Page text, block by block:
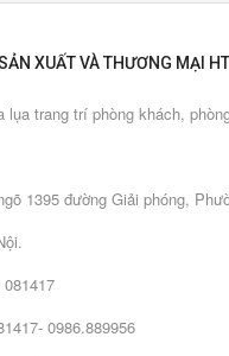
XUẤT VÀ THƯƠNG MẠI
lụa trang trí phòng khách,
1395 đường Giải phóng,
0986.889956